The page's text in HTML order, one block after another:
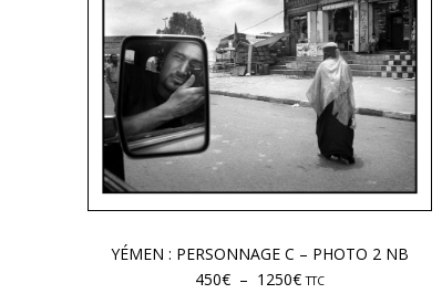
YÉMEN : PERSONNAGE C – PHOTO 2 NB
450€ – 1250€ TTC